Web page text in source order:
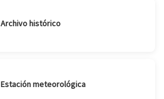
Archivo histórico
Estación meteorológica